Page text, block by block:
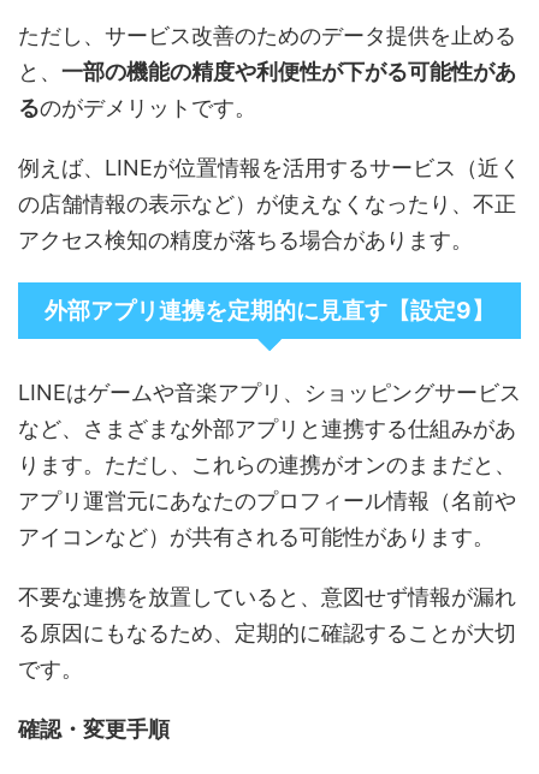
ただし、サービス改善のためのデータ提供を止める
と、 一部の機能の精度や利便性が下がる可能性があ
るのがデメリットです。
例えば、LINEが位置情報を活用するサービス（近く
の店舗情報の表示など）が使えなくなったり、不正
アクセス検知の精度が落ちる場合があります。
外部アプリ連携を定期的に見直す【設定9】
LINEはゲームや音楽アプリ、ショッピングサービス
など、さまざまな外部アプリと連携する仕組みがあ
ります。ただし、これらの連携がオンのままだと、
アプリ運営元にあなたのプロフィール情報（名前や
アイコンなど）が共有される可能性があります。
不要な連携を放置していると、意図せず情報が漏れ
る原因にもなるため、定期的に確認することが大切
です。
確認・変更手順